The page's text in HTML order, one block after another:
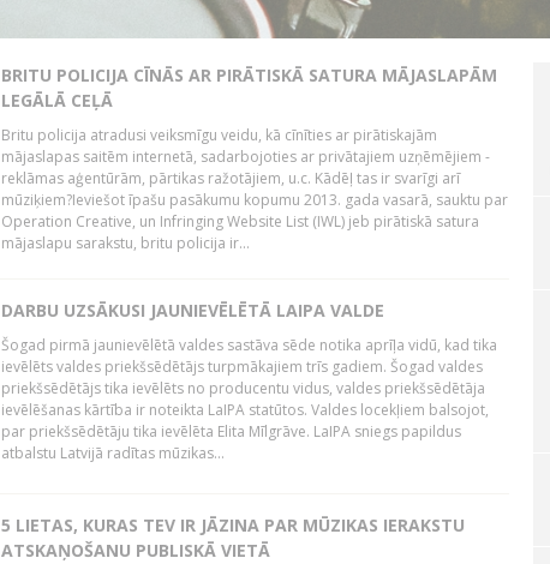
BRITU POLICIJA CĪNĀS AR PIRĀTISKĀ SATURA MĀJASLAPĀM
LEGĀLĀ CEĻĀ
Britu policija atradusi veiksmīgu veidu, kā cīnīties ar pirātiskajām
mājaslapas saitēm internetā, sadarbojoties ar privātajiem uzņēmējiem -
reklāmas aģentūrām, pārtikas ražotājiem, u.c. Kādēļ tas ir svarīgi arī
mūziķiem?Ieviešot īpašu pasākumu kopumu 2013. gada vasarā, sauktu par
Operation Creative, un Infringing Website List (IWL) jeb pirātiskā satura
mājaslapu sarakstu, britu policija ir...
DARBU UZSĀKUSI JAUNIEVĒLĒTĀ LAIPA VALDE
Šogad pirmā jaunievēlētā valdes sastāva sēde notika aprīļa vidū, kad tika
ievēlēts valdes priekšsēdētājs turpmākajiem trīs gadiem. Šogad valdes
priekšsēdētājs tika ievēlēts no producentu vidus, valdes priekšsēdētāja
ievēlēšanas kārtība ir noteikta LaIPA statūtos. Valdes locekļiem balsojot,
par priekšsēdētāju tika ievēlēta Elita Mīlgrāve. LaIPA sniegs papildus
atbalstu Latvijā radītas mūzikas...
5 LIETAS, KURAS TEV IR JĀZINA PAR MŪZIKAS IERAKSTU
ATSKAŅOŠANU PUBLISKĀ VIETĀ